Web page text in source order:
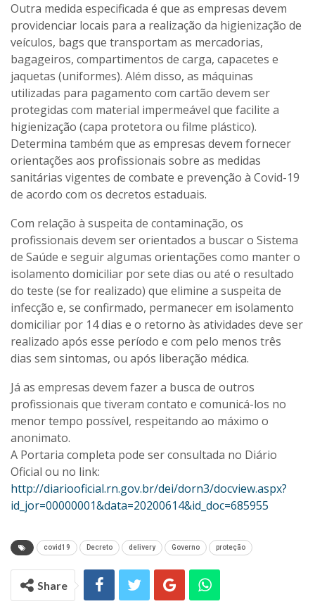
Outra medida especificada é que as empresas devem
providenciar locais para a realização da higienização de
veículos, bags que transportam as mercadorias,
bagageiros, compartimentos de carga, capacetes e
jaquetas (uniformes). Além disso, as máquinas
utilizadas para pagamento com cartão devem ser
protegidas com material impermeável que facilite a
higienização (capa protetora ou filme plástico).
Determina também que as empresas devem fornecer
orientações aos profissionais sobre as medidas
sanitárias vigentes de combate e prevenção à Covid-19
de acordo com os decretos estaduais.
Com relação à suspeita de contaminação, os
profissionais devem ser orientados a buscar o Sistema
de Saúde e seguir algumas orientações como manter o
isolamento domiciliar por sete dias ou até o resultado
do teste (se for realizado) que elimine a suspeita de
infecção e, se confirmado, permanecer em isolamento
domiciliar por 14 dias e o retorno às atividades deve ser
realizado após esse período e com pelo menos três
dias sem sintomas, ou após liberação médica.
Já as empresas devem fazer a busca de outros
profissionais que tiveram contato e comunicá-los no
menor tempo possível, respeitando ao máximo o
anonimato.
A Portaria completa pode ser consultada no Diário
Oficial ou no link:
http://diariooficial.rn.gov.br/dei/dorn3/docview.aspx?
id_jor=00000001&data=20200614&id_doc=685955
covid19 Decreto delivery Governo proteção
Share